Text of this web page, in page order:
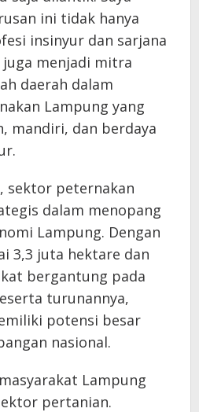
ini tidak hanya
insinyur dan sarjana
menjadi mitra
daerah dalam
Lampung yang
mandiri, dan berdaya
sektor peternakan
dalam menopang
Lampung. Dengan
3,3 juta hektare dan
bergantung pada
turunannya,
potensi besar
nasional.
Lampung
pertanian.